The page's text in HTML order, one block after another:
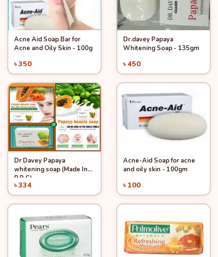
Quick ViewAdd to Cart
Acne Aid Soap Bar for
Acne and Oily Skin - 100g
৳ 350
Quick ViewAdd to Cart
Dr.davey Papaya
Whitening Soap - 135gm
৳ 450
Quick ViewAdd to Cart
Dr Davey Papaya
whitening soap (Made In
P.R.C)
৳ 334
Quick ViewAdd to Cart
Acne-Aid Soap for acne
and oily skin - 100gm
৳ 100